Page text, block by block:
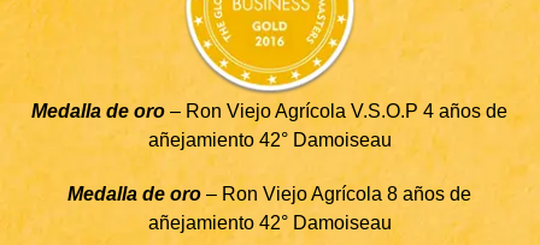
Medalla de oro – Ron Viejo Agrícola V.S.O.P 4 años de
añejamiento 42° Damoiseau
Medalla de oro – Ron Viejo Agrícola 8 años de
añejamiento 42° Damoiseau